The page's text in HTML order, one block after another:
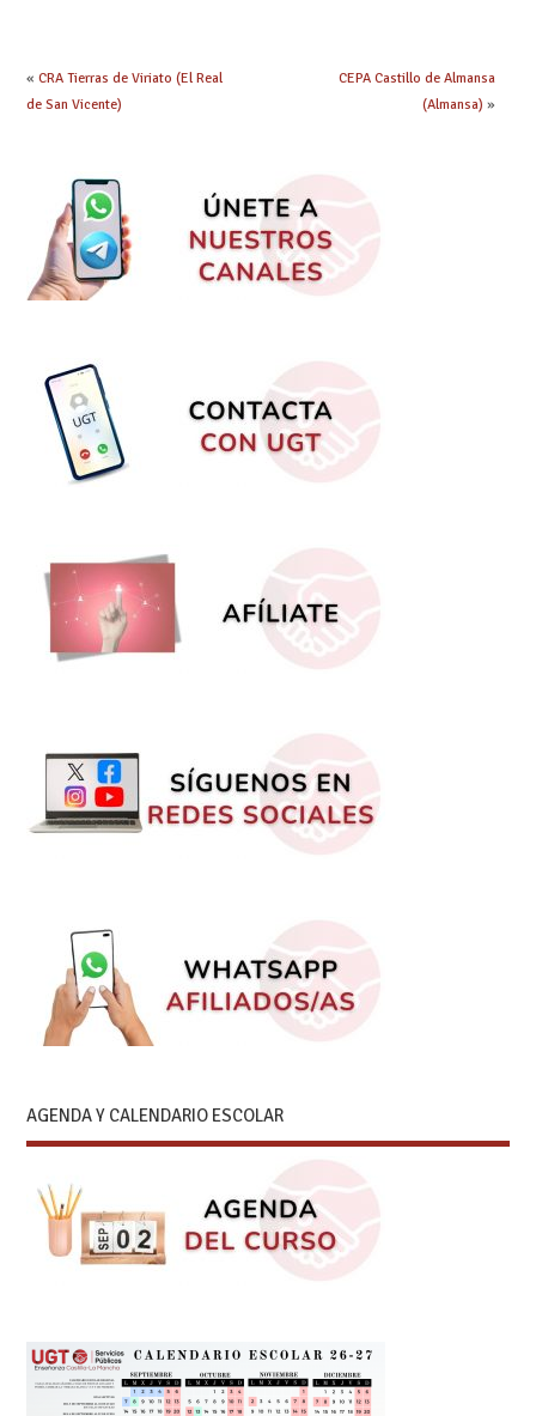
« CRA Tierras de Viriato (El Real
de San Vicente)
CEPA Castillo de Almansa
(Almansa) »
AGENDA Y CALENDARIO ESCOLAR